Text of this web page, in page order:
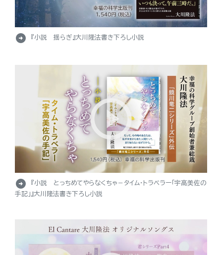
arrow_circle_right 『小説 揺らぎ』大川隆法書き下ろし小説
arrow_circle_right
『小説 とっちめてやらなくちゃ－タイム・トラベラー「宇高美佐の
手記」』大川隆法書き下ろし小説